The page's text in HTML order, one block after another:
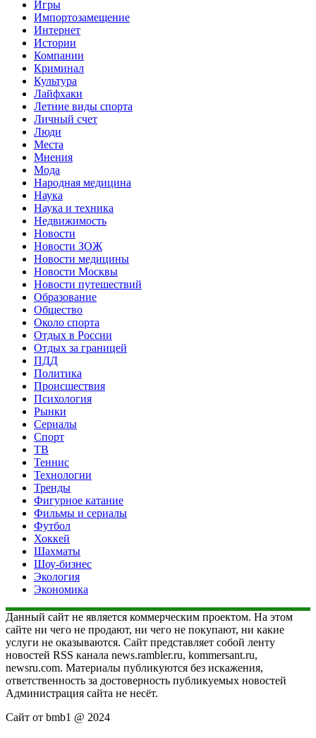
Игры
Импортозамещение
Интернет
Истории
Компании
Криминал
Культура
Лайфхаки
Летние виды спорта
Личный счет
Люди
Места
Мнения
Мода
Народная медицина
Наука
Наука и техника
Недвижимость
Новости
Новости ЗОЖ
Новости медицины
Новости Москвы
Новости путешествий
Образование
Общество
Около спорта
Отдых в России
Отдых за границей
ПДД
Политика
Происшествия
Психология
Рынки
Сериалы
Спорт
ТВ
Теннис
Технологии
Тренды
Фигурное катание
Фильмы и сериалы
Футбол
Хоккей
Шахматы
Шоу-бизнес
Экология
Экономика
Данный сайт не является коммерческим проектом. На этом
сайте ни чего не продают, ни чего не покупают, ни какие
услуги не оказываются. Сайт представляет собой ленту
новостей RSS канала news.rambler.ru, kommersant.ru,
newsru.com. Материалы публикуются без искажения,
ответственность за достоверность публикуемых новостей
Администрация сайта не несёт.
Сайт от bmb1 @ 2024